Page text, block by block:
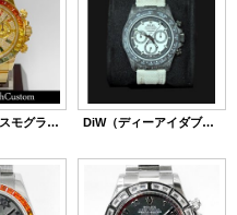
ロレックス コスモグラフデイトナ 116528 アフターダイヤ レインボーベゼル 文字盤 製作 DiW（ディーアイダブリュー）ロレックス デイトナ カーボン カスタム